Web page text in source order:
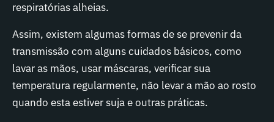
respiratórias alheias.
Assim, existem algumas formas de se prevenir da
transmissão com alguns cuidados básicos, como
lavar as mãos, usar máscaras, verificar sua
temperatura regularmente, não levar a mão ao rosto
quando esta estiver suja e outras práticas.